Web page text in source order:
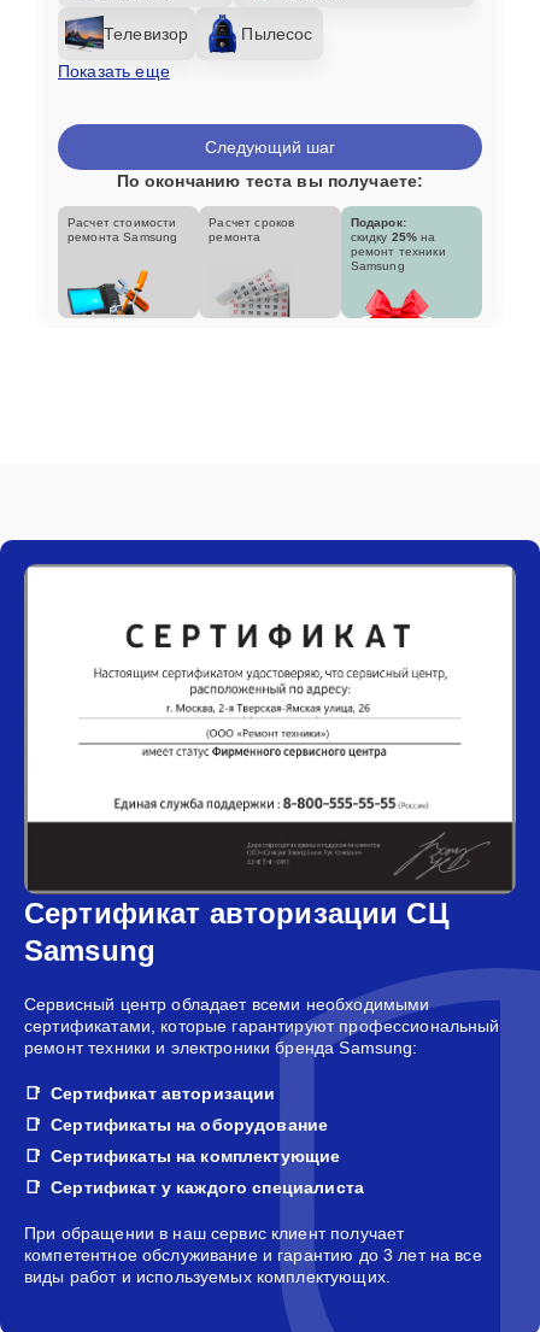
Телевизор
Пылесос
Показать еще
Следующий шаг
По окончанию теста вы получаете:
Расчет стоимости
ремонта Samsung
Расчет сроков
ремонта
Подарок:
скидку 25% на
ремонт техники
Samsung
Сертификат авторизации СЦ
Samsung
Сервисный центр обладает всеми необходимыми
сертификатами, которые гарантируют профессиональный
ремонт техники и электроники бренда Samsung:
Сертификат авторизации
Сертификаты на оборудование
Сертификаты на комплектующие
Сертификат у каждого специалиста
При обращении в наш сервис клиент получает
компетентное обслуживание и гарантию до 3 лет на все
виды работ и используемых комплектующих.